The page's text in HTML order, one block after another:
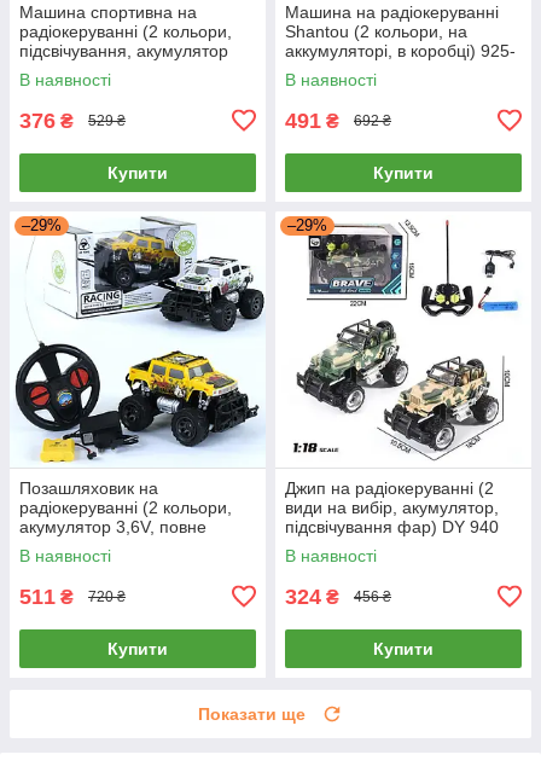
Машина спортивна на
радіокеруванні (2 кольори,
підсвічування, акумулятор
3.7V, USB-кабель, 27 Mhz)
DYQ 030-5
В наявності
376 ₴ 529 ₴
Купити
Машина на радіокеруванні
Shantou (2 кольори, на
аккумуляторі, в коробці) 925-
15A
В наявності
491 ₴ 692 ₴
Купити
–29%
Позашляховик на
радіокеруванні (2 кольори,
акумулятор 3,6V, повне
керування) 6142 Q
В наявності
511 ₴ 720 ₴
Купити
–29%
Джип на радіокеруванні (2
види на вибір, акумулятор,
підсвічування фар) DY 940
В наявності
324 ₴ 456 ₴
Купити
Показати ще